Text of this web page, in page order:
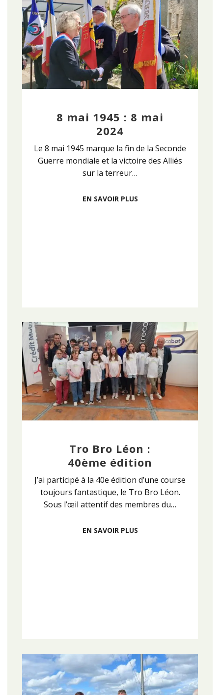
8 mai 1945 : 8 mai
2024
Le 8 mai 1945 marque la fin de la Seconde
Guerre mondiale et la victoire des Alliés
sur la terreur…
EN SAVOIR PLUS
Tro Bro Léon :
40ème édition
J’ai participé à la 40e édition d’une course
toujours fantastique, le Tro Bro Léon.
Sous l’œil attentif des membres du…
EN SAVOIR PLUS